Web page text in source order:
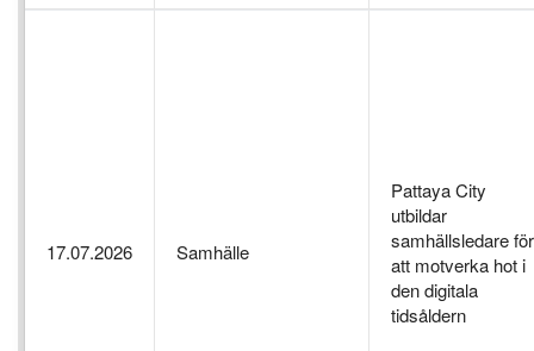
17.07.2026 Samhälle
Pattaya City
utbildar
samhällsledare för
att motverka hot i
den digitala
tidsåldern